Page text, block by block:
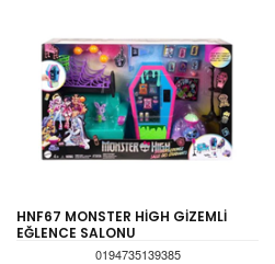
HNF67 MONSTER HİGH GİZEMLİ
EĞLENCE SALONU
0194735139385